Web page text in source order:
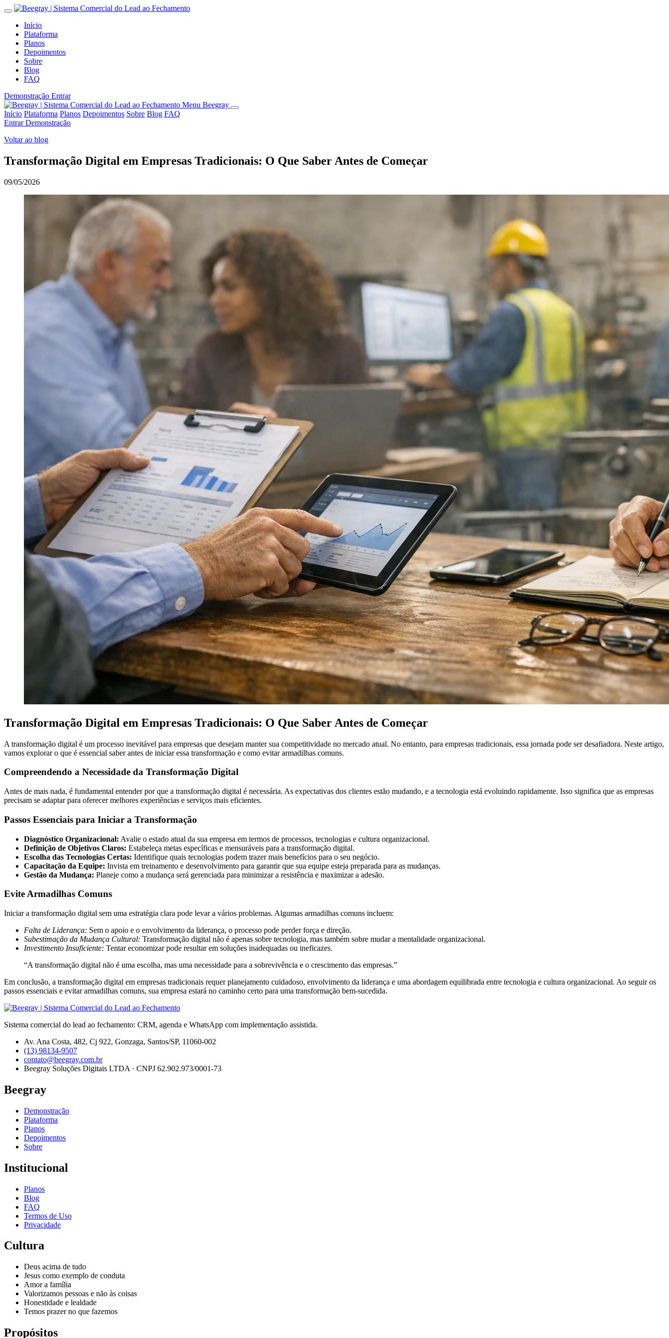
Início
Plataforma
Planos
Depoimentos
Sobre
Blog
FAQ
Demonstração Entrar
Menu Beegray
Início Plataforma Planos Depoimentos Sobre Blog FAQ
EntrarDemonstração
Voltar ao blog
Transformação Digital em Empresas Tradicionais: O Que Saber Antes de Começar
09/05/2026
Transformação Digital em Empresas Tradicionais: O Que Saber Antes de Começar
A transformação digital é um processo inevitável para empresas que desejam manter sua competitividade no mercado atual. No entanto, para empresas tradicionais, essa jornada pode ser desafiadora. Neste artigo,
vamos explorar o que é essencial saber antes de iniciar essa transformação e como evitar armadilhas comuns.
Compreendendo a Necessidade da Transformação Digital
Antes de mais nada, é fundamental entender por que a transformação digital é necessária. As expectativas dos clientes estão mudando, e a tecnologia está evoluindo rapidamente. Isso significa que as empresas
precisam se adaptar para oferecer melhores experiências e serviços mais eficientes.
Passos Essenciais para Iniciar a Transformação
Diagnóstico Organizacional: Avalie o estado atual da sua empresa em termos de processos, tecnologias e cultura organizacional.
Definição de Objetivos Claros: Estabeleça metas específicas e mensuráveis para a transformação digital.
Escolha das Tecnologias Certas: Identifique quais tecnologias podem trazer mais benefícios para o seu negócio.
Capacitação da Equipe: Invista em treinamento e desenvolvimento para garantir que sua equipe esteja preparada para as mudanças.
Gestão da Mudança: Planeje como a mudança será gerenciada para minimizar a resistência e maximizar a adesão.
Evite Armadilhas Comuns
Iniciar a transformação digital sem uma estratégia clara pode levar a vários problemas. Algumas armadilhas comuns incluem:
Falta de Liderança: Sem o apoio e o envolvimento da liderança, o processo pode perder força e direção.
Subestimação da Mudança Cultural: Transformação digital não é apenas sobre tecnologia, mas também sobre mudar a mentalidade organizacional.
Investimento Insuficiente: Tentar economizar pode resultar em soluções inadequadas ou ineficazes.
“A transformação digital não é uma escolha, mas uma necessidade para a sobrevivência e o crescimento das empresas.”
Em conclusão, a transformação digital em empresas tradicionais requer planejamento cuidadoso, envolvimento da liderança e uma abordagem equilibrada entre tecnologia e cultura organizacional. Ao seguir os
passos essenciais e evitar armadilhas comuns, sua empresa estará no caminho certo para uma transformação bem-sucedida.
Sistema comercial do lead ao fechamento: CRM, agenda e WhatsApp com implementação assistida.
Av. Ana Costa, 482, Cj 922, Gonzaga, Santos/SP, 11060-002
(13) 98134-9507
contato@beegray.com.br
Beegray Soluções Digitais LTDA · CNPJ 62.902.973/0001-73
Beegray
Demonstração
Plataforma
Planos
Depoimentos
Sobre
Institucional
Planos
Blog
FAQ
Termos de Uso
Privacidade
Cultura
Deus acima de tudo
Jesus como exemplo de conduta
Amor a família
Valorizamos pessoas e não às coisas
Honestidade e lealdade
Temos prazer no que fazemos
Propósitos